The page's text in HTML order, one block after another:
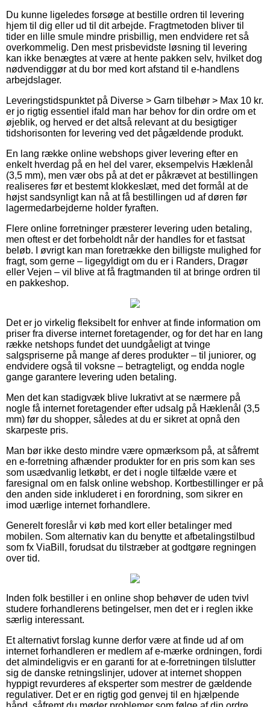
Du kunne ligeledes forsøge at bestille ordren til levering
hjem til dig eller ud til dit arbejde. Fragtmetoden bliver til
tider en lille smule mindre prisbillig, men endvidere ret så
overkommelig. Den mest prisbevidste løsning til levering
kan ikke benægtes at være at hente pakken selv, hvilket dog
nødvendiggør at du bor med kort afstand til e-handlens
arbejdslager.
Leveringstidspunktet på Diverse > Garn tilbehør > Max 10 kr.
er jo rigtig essentiel ifald man har behov for din ordre om et
øjeblik, og herved er det altså relevant at du besigtiger
tidshorisonten for levering ved det pågældende produkt.
En lang række online webshops giver levering efter en
enkelt hverdag på en hel del varer, eksempelvis Hæklenål
(3,5 mm), men vær obs på at det er påkrævet at bestillingen
realiseres før et bestemt klokkeslæt, med det formål at de
højst sandsynligt kan nå at få bestillingen ud af døren før
lagermedarbejderne holder fyraften.
Flere online forretninger præsterer levering uden betaling,
men oftest er det forbeholdt når der handles for et fastsat
beløb. I øvrigt kan man foretrække den billigste mulighed for
fragt, som gerne – ligegyldigt om du er i Randers, Dragør
eller Vejen – vil blive at få fragtmanden til at bringe ordren til
en pakkeshop.
Det er jo virkelig fleksibelt for enhver at finde information om
priser fra diverse internet foretagender, og for det har en lang
række netshops fundet det uundgåeligt at tvinge
salgspriserne på mange af deres produkter – til juniorer, og
endvidere også til voksne – betragteligt, og endda nogle
gange garantere levering uden betaling.
Men det kan stadigvæk blive lukrativt at se nærmere på
nogle få internet foretagender efter udsalg på Hæklenål (3,5
mm) før du shopper, således at du er sikret at opnå den
skarpeste pris.
Man bør ikke desto mindre være opmærksom på, at såfremt
en e-forretning afhænder produkter for en pris som kan ses
som usædvanlig letkøbt, er det i nogle tilfælde være et
faresignal om en falsk online webshop. Kortbestillinger er på
den anden side inkluderet i en forordning, som sikrer en
imod uærlige internet forhandlere.
Generelt foreslår vi køb med kort eller betalinger med
mobilen. Som alternativ kan du benytte et afbetalingstilbud
som fx ViaBill, forudsat du tilstræber at godtgøre regningen
over tid.
Inden folk bestiller i en online shop behøver de uden tvivl
studere forhandlerens betingelser, men det er i reglen ikke
særlig interessant.
Et alternativt forslag kunne derfor være at finde ud af om
internet forhandleren er medlem af e-mærke ordningen, fordi
det almindeligvis er en garanti for at e-forretningen tilslutter
sig de danske retningslinjer, udover at internet shoppen
hyppigt revurderes af eksperter som mestrer de gældende
regulativer. Det er en rigtig god genvej til en hjælpende